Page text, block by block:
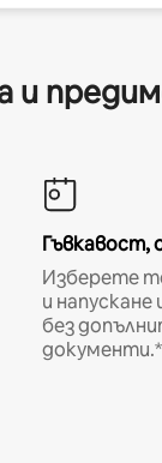
и
Гъвкавост,
Изберете
и
без
документи.*